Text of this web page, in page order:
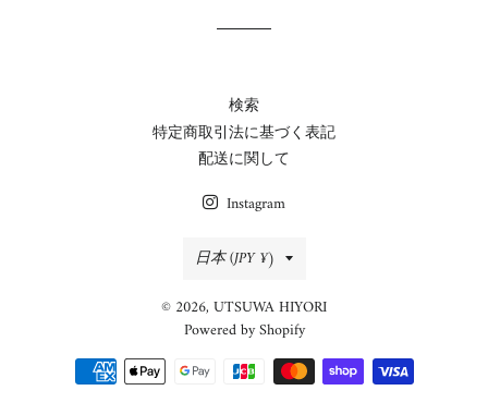
検索
特定商取引法に基づく表記
配送に関して
Instagram
国/
地
域
日本 (JPY ¥)
© 2026, UTSUWA HIYORI
Powered by Shopify
決